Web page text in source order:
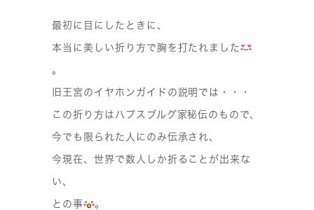
最初に目にしたときに、
本当に美しい折り方で胸を打たれました
。
旧王宮のイヤホンガイドの説明では・・・
この折り方はハプスブルグ家秘伝のもので、
今でも限られた人にのみ伝承され、
今現在、世界で数人しか折ることが出来な
い、
との事 。